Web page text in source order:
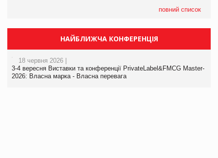
повний список
НАЙБЛИЖЧА КОНФЕРЕНЦІЯ
18 червня 2026 |
3-4 вересня Виставки та конференції PrivateLabel&FMCG Master-
2026: Власна марка - Власна перевага